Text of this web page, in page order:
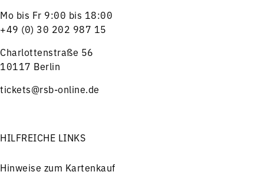
Mo bis Fr 9:00 bis 18:00
+49 (0) 30 202 987 15
Charlottenstraße 56
10117 Berlin
tickets@rsb-online.de
HILFREICHE LINKS
Hinweise zum Kartenkauf